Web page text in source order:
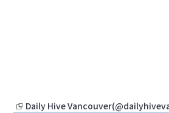
Daily Hive